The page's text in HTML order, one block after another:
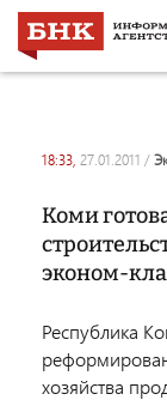
18:33, 27.01.2011 /
Коми
эконом-
Республика
хозяйства